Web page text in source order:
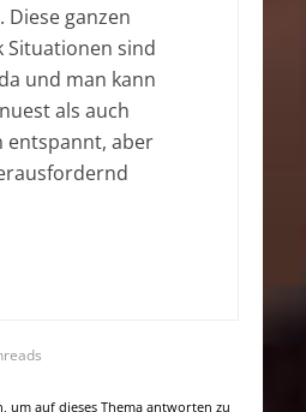
Diese ganzen
Situationen sind
und man kann
als auch
entspannt, aber
um auf dieses Thema antworten zu